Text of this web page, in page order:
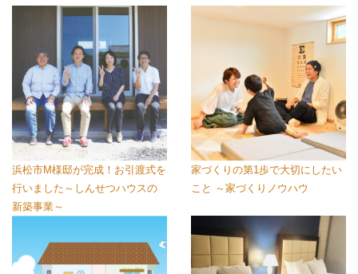
浜松市M様邸が完成！お引渡式を
行いました～しんせつハウスの
新築事業～
家づくりの第1歩で大切にしたい
こと ～家づくりノウハウ